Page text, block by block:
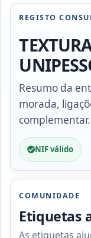
REGISTO
Resumo da
morada,
complementar.
NIF válido
COMUNIDADE
Etiquetas
As etiquetas